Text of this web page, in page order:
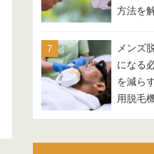
方法を
メンズ
になる
を減ら
用脱毛